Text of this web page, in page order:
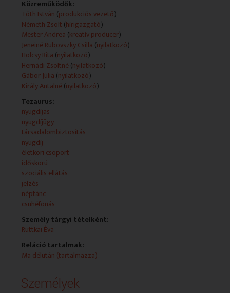
Közreműködők:
Tóth István (produkciós vezető)
Németh Zsolt (hírigazgató)
Mester Andrea (kreatív producer)
Jeneiné Rubovszky Csilla (nyilatkozó)
Holcsy Rita (nyilatkozó)
Hernádi Zsoltné(nyilatkozó)
Gábor Júlia (nyilatkozó)
Király Antalné(nyilatkozó)
Tezaurus:
nyugdíjas
nyugdíjügy
társadalombiztosítás
nyugdíj
életkori csoport
időskorú
szociális ellátás
jelzés
néptánc
csuhéfonás
Személy tárgyi tételként:
Ruttkai Éva
Reláció tartalmak:
Ma délután (tartalmazza)
Személyek